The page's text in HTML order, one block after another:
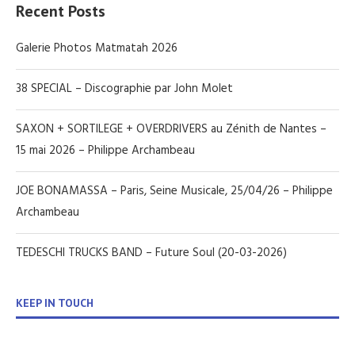
Recent Posts
Galerie Photos Matmatah 2026
38 SPECIAL – Discographie par John Molet
SAXON + SORTILEGE + OVERDRIVERS au Zénith de Nantes –
15 mai 2026 – Philippe Archambeau
JOE BONAMASSA – Paris, Seine Musicale, 25/04/26 – Philippe
Archambeau
TEDESCHI TRUCKS BAND – Future Soul (20-03-2026)
KEEP IN TOUCH